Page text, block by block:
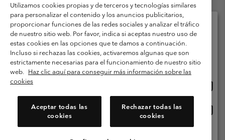
Condiciones de uso
Terminos de Venta
Garantía
Política de Privacidad
Términos y condiciones del programa de miembros
Términos De Uso Del Contenido Generado Por Los Usuarios
Impressum
Cookies Public CBCR
Utilizamos cookies propias y de terceros y tecnologías similares
para personalizar el contenido y los anuncios publicitarios,
proporcionar funciones de las redes sociales y analizar el tráfico
de nuestro sitio web. Por favor, indica si aceptas nuestro uso de
estas cookies en las opciones que te damos a continuación.
Incluso si rechazas las cookies, activaremos algunas que son
estrictamente necesarias para el funcionamiento de nuestro sitio
web. Haz clic aquí para conseguir más información sobre las
cookies
Aceptar todas las
cookies
Rechazar todas las
cookies
Selecciona tu país e idioma envío
Compras en línea disponibles
línea
España
Ver Todos Los Países